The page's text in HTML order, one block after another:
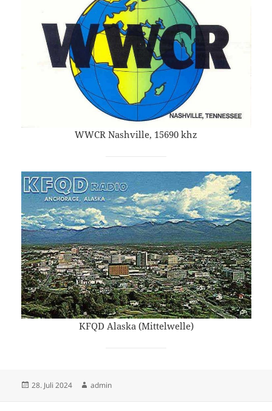
WWCR Nashville, 15690 khz
KFQD Alaska (Mittelwelle)
Veröffentlicht
28. Juli 2024 Autor
admin